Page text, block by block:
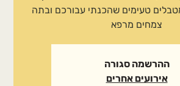
טעימים שהכנתי עבורכם ובתה
צמחים מרפא
ההרשמה סגורה
אירועים אחרים